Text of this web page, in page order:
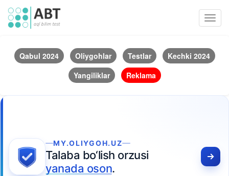
Qabul 2024 Oliygohlar Testlar
Kechki 2024
Yangiliklar
Reklama
MY.OLIYGOH.UZ
Talaba bo‘lish orzusi
yanada oson.